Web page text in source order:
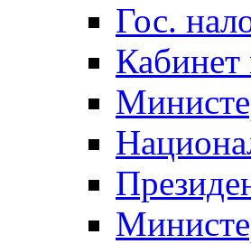
Гос.